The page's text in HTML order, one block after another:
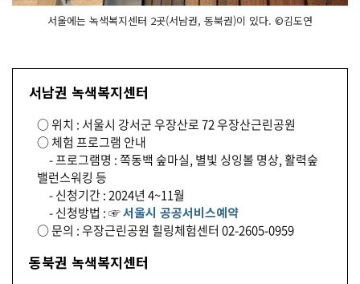
서울에는 녹색복지센터 2곳(서남권, 동북권)이 있다. ©김도연
서남권 녹색복지센터
○ 위치 : 서울시 강서군 우장산로 72 우장산근린공원
○ 체험 프로그램 안내
- 프로그램명 : 쪽동백 숲마실, 별빛 싱잉볼 명상, 활력숲
밸런스워킹 등
- 신청기간 : 2024년 4~11월
- 신청방법 : ☞서울시 공공서비스예약
○ 문의 : 우장근린공원 힐링체험센터 02-2605-0959
동북권 녹색복지센터